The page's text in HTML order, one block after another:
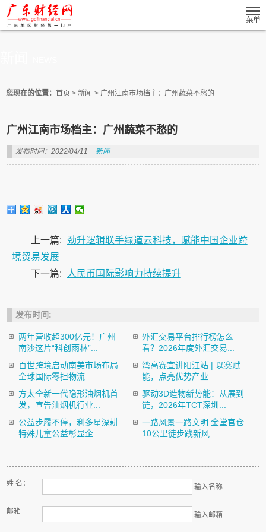
您现在的位置： 首页 > 新闻 > 广州江南市场档主：广州蔬菜不愁的
广州江南市场档主：广州蔬菜不愁的
发布时间：2022/04/11 新闻
上一篇: 劲升逻辑联手绿道云科技，赋能中国企业跨
境贸易发展
下一篇:
人民币国际影响力持续提升
发布时间:
两年营收超300亿元！广州
南沙这片“科创雨林”...
外汇交易平台排行榜怎么
看？2026年度外汇交易...
百世跨境启动南美市场布局
全球国际零担物流...
湾高赛宣讲阳江站 | 以赛赋
能，点亮优势产业...
方太全新一代隐形油烟机首
发，宣告油烟机行业...
驱动3D造物新势能：从展到
链，2026年TCT深圳...
公益步履不停，利多星深耕
特殊儿童公益彰显企...
一路风景一路文明 金堂官仓
10公里徒步践新风
姓 名： 输入名称
邮箱 输入邮箱